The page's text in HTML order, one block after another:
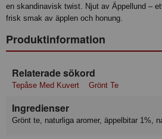
en skandinavisk twist. Njut av Äppellund –
frisk smak av äpplen och honung.
Produktinformation
Relaterade sökord
Tepåse Med Kuvert Grönt Te
Ingredienser
Grönt te, naturliga aromer, äppelbitar 1%,